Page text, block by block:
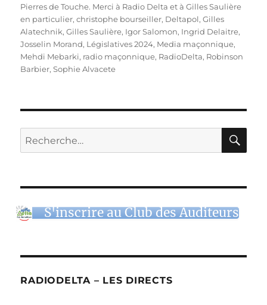
Pierres de Touche. Merci à Radio Delta et à Gilles Saulière
en particulier,christophe bourseiller, Deltapol,Gilles
Alatechnik,Gilles Saulière, Igor Salomon, Ingrid Delaitre,
Josselin Morand, Législatives 2024, Media maçonnique,
Mehdi Mebarki, radio maçonnique, RadioDelta, Robinson
Barbier,Sophie Alvacete
Recherche
pour :
S'inscrire au Club des Auditeurs
RADIODELTA – LES DIRECTS